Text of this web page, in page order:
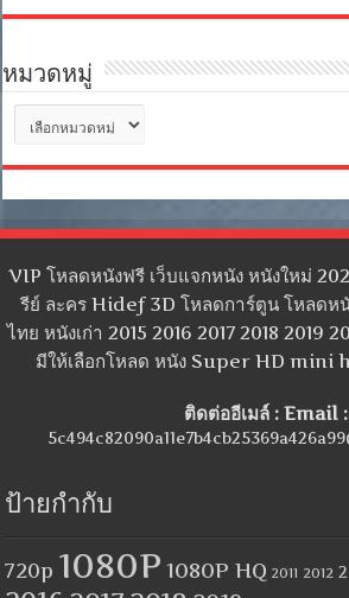
หมวดหมู่
หมู่
VIP โหลดหนังฟรี เว็บแจกหนัง หนังใหม่
รีย์ ละคร Hidef 3D โหลดการ์ตูน โหลดห
ไทย หนังเก่า 2015 2016 2017 2018 2019
มีให้เลือกโหลด หนัง Super HD mini
ติดต่ออีเมล์ : Email :
ป้ายกำกับ
720p 1080P 1080P HQ 2011 2012